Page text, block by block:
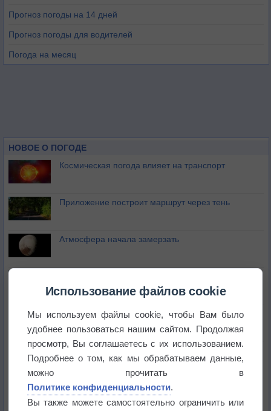
Прогноз погоды на 14 дней
Прогноз погоды для водителей
Погода на месяц
НОВОЕ О ПОГОДЕ
Космическая погода влияет на транспорт
Приложение построит маршрут через тень
Атмосфера начала замерзать
Изменение климата повлияло на ареал обитания
Погода в Екатеринбурге 6 августа
Погода в Краснодаре 6 августа
Использование файлов cookie
Мы используем файлы cookie, чтобы Вам было
удобнее пользоваться нашим сайтом. Продолжая
просмотр, Вы соглашаетесь с их использованием.
Подробнее о том, как мы обрабатываем данные,
можно прочитать в
Политике конфиденциальности.
Вы также можете самостоятельно ограничить или